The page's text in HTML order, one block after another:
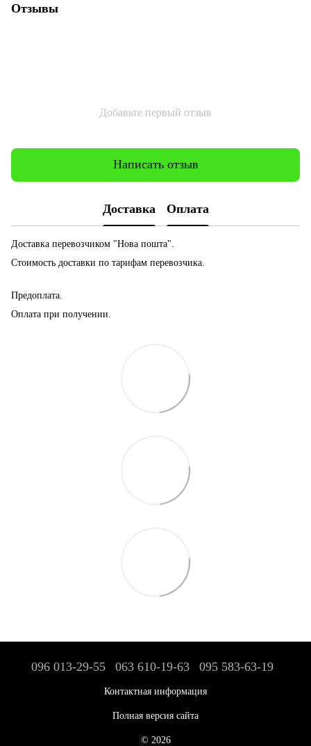
Отзывы
Добавьте первый отзыв
Написать отзыв
Доставка Оплата
Доставка перевозчиком "Нова пошта".
Стоимость доставки по тарифам перевозчика.
Предоплата.
Оплата при получении.
096 013-29-55 063 610-19-63 095 583-63-19
Контактная информация
Полная версия сайта
© 2026